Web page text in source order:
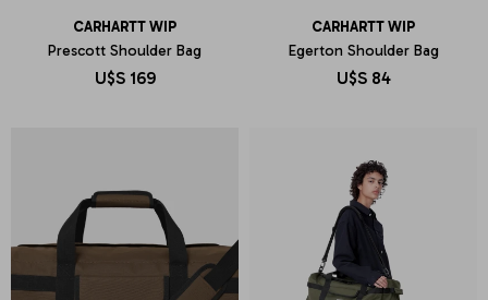
CARHARTT WIP
Prescott Shoulder Bag
U$S 169
CARHARTT WIP
Egerton Shoulder Bag
U$S 84